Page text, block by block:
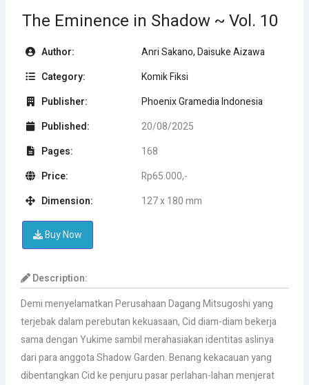
The Eminence in Shadow ~ Vol. 10
Author:
Anri Sakano, Daisuke Aizawa
Category:
Komik Fiksi
Publisher:
Phoenix Gramedia Indonesia
Published:
20/08/2025
Pages:
168
Price:
Rp65.000,-
Dimension:
127 x 180 mm
Buy Now
Description:
Demi menyelamatkan Perusahaan Dagang Mitsugoshi yang
terjebak dalam perebutan kekuasaan, Cid diam-diam bekerja
sama dengan Yukime sambil merahasiakan identitas aslinya
dari para anggota Shadow Garden. Benang kekacauan yang
dibentangkan Cid ke penjuru pasar perlahan-lahan menjerat